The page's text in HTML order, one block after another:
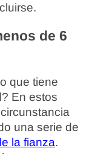
de 6
que tiene
En estos
una serie de
la fianza.